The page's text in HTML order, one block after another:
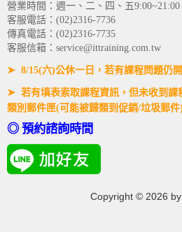
營業時間：週一、二、四、五
客服電話：(02)2316-7736
傳真電話：(02)2316-7735
客服信箱：service@ittraining.com.tw
➤ 8/15(六)公休一日，若有課程問題仍
➤ 若有填表索取課程資訊，但未收到課
類別郵件匣(可能被歸類到促銷/垃圾郵件)
◎ 預約諮詢時間
Copyright © 2026